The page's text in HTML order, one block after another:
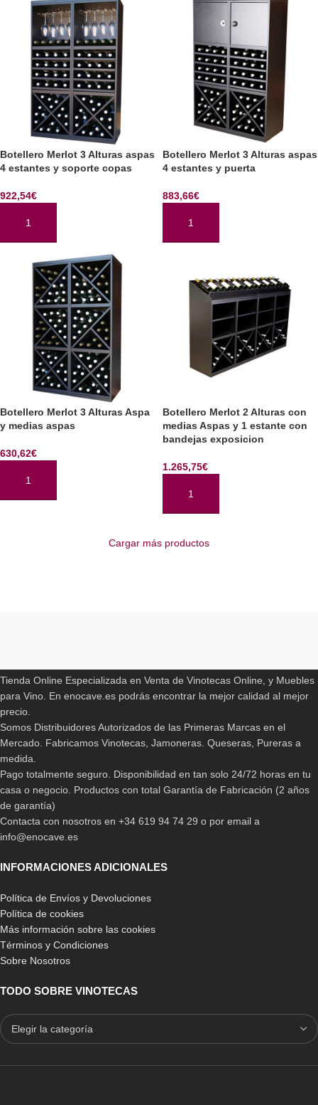
Botellero Merlot 3 Alturas aspas
4 estantes y soporte copas
922,54€
AÑADIR AL CARRITO
Botellero Merlot 3 Alturas aspas
4 estantes y puerta
883,66€
AÑADIR AL CARRITO
Botellero Merlot 3 Alturas Aspa
y medias aspas
630,62€
AÑADIR AL CARRITO
Botellero Merlot 2 Alturas con
medias Aspas y 1 estante con
bandejas exposicion
1.265,75€
AÑADIR AL CARRITO
Cargar más productos
Tienda Online Especializada en Venta de Vinotecas Online, y Muebles
para Vino. En enocave.es podrás encontrar la mejor calidad al mejor
precio.
Somos Distribuidores Autorizados de las Primeras Marcas en el
Mercado. Fabricamos Vinotecas, Jamoneras. Queseras, Pureras a
medida.
Pago totalmente seguro. Disponibilidad en tan solo 24/72 horas en tu
casa o negocio. Productos con total Garantía de Fabricación (2 años
de garantía)
Contacta con nosotros en +34 619 94 74 29 o por email a
info@enocave.es
INFORMACIONES ADICIONALES
Política de Envíos y Devoluciones
Política de cookies
Más información sobre las cookies
Términos y Condiciones
Sobre Nosotros
TODO SOBRE VINOTECAS